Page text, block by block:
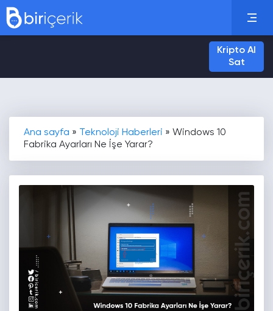
Kripto Al
Sat
Ana sayfa » Teknoloji Haberleri » Windows 10
Fabrika Ayarları Ne İşe Yarar?